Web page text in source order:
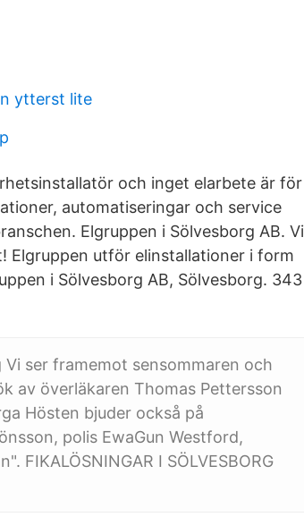
ytterst lite
och inget elarbete är för
automatiseringar och service
Elgruppen i Sölvesborg AB. Vi
Elgruppen utför elinstallationer i form
i Sölvesborg AB, Sölvesborg. 343
ser framemot sensommaren och
av överläkaren Thomas Pettersson
Hösten bjuder också på
polis EwaGun Westford,
FIKALÖSNINGAR I SÖLVESBORG